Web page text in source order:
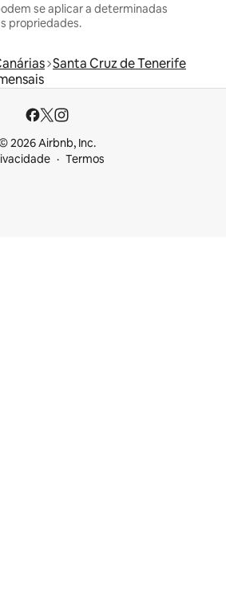
se aplicar a determinadas
propriedades.
Santa Cruz de Tenerife
2026 Airbnb, Inc.
Termos